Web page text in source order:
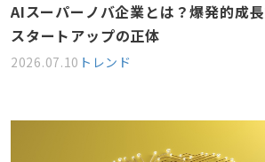
AIスーパーノバ企業とは？爆発的成
スタートアップの正体
2026.07.10 トレンド